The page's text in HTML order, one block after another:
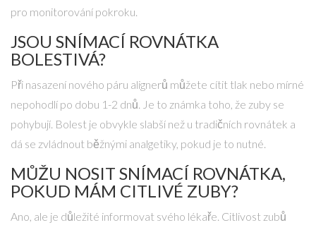
pro monitorování pokroku.
JSOU SNÍMACÍ ROVNÁTKA
BOLESTIVÁ?
Při nasazení nového páru alignerů můžete cítit tlak nebo mírné
nepohodlí po dobu 1-2 dnů. Je to známka toho, že zuby se
pohybují. Bolest je obvykle slabší než u tradičních rovnátek a
dá se zvládnout běžnými analgetiky, pokud je to nutné.
MŮŽU NOSIT SNÍMACÍ ROVNÁTKA,
POKUD MÁM CITLIVÉ ZUBY?
Ano, ale je důležité informovat svého lékaře. Citlivost zubů